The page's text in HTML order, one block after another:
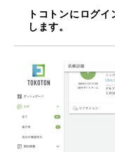
トコトンにログ
します。